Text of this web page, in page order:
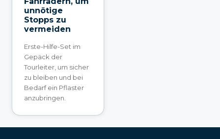
unnötige
Stopps zu
vermeiden
Erste-Hilfe-Set im
Gepäck der
Tourleiter, um sicher
zu bleiben und bei
Bedarf ein Pflaster
anzubringen.